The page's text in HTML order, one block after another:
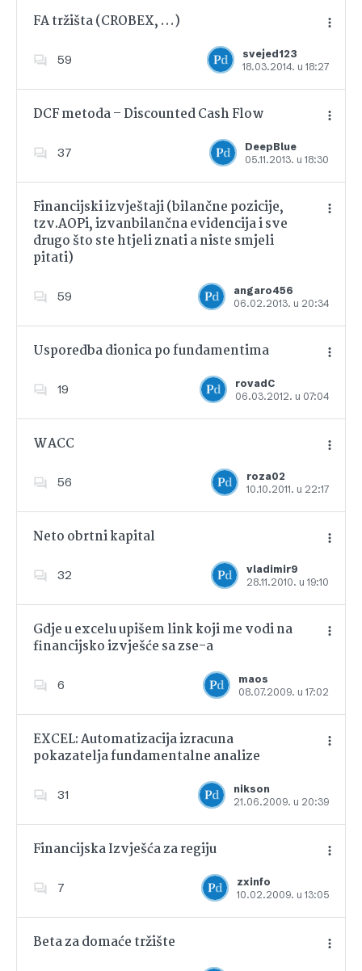
FA tržišta (CROBEX, …)
59
svejed123
18.03.2014. u 18:27
Dodajte u favorite
DCF metoda – Discounted Cash Flow
37
DeepBlue
05.11.2013. u 18:30
Dodajte u favorite
Financijski izvještaji (bilančne pozicije,
tzv.AOPi, izvanbilančna evidencija i sve
drugo što ste htjeli znati a niste smjeli
pitati)
59
angaro456
06.02.2013. u 20:34
Usporedba dionica po fundamentima
19
rovadC
06.03.2012. u 07:04
Dodajte u favorite
WACC
56
roza02
10.10.2011. u 22:17
Dodajte u favorite
Neto obrtni kapital
32
vladimir9
28.11.2010. u 19:10
Dodajte u favorite
Gdje u excelu upišem link koji me vodi na
financijsko izvješće sa zse-a
6
maos
08.07.2009. u 17:02
Dodajte u favorite
EXCEL: Automatizacija izracuna
pokazatelja fundamentalne analize
31
nikson
21.06.2009. u 20:39
Dodajte u favorite
Financijska Izvješća za regiju
7
zxinfo
10.02.2009. u 13:05
Dodajte u favorite
Beta za domaće tržište